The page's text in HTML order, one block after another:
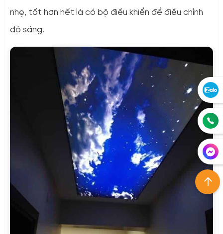
nhẹ, tốt hơn hết là có bộ điều khiển để điều chỉnh
độ sáng.